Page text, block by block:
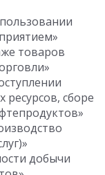
товаров
ресурсов, сборе
добычи